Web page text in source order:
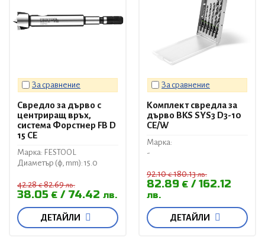
За сравнение
Свредло за дърво с
центриращ връх,
система Форстнер FB D
15 CE
Марка: FESTOOL
Диаметър (ф, mm): 15.0
42.28€82.69лв.
38.05 € 74.42 лв.
ДЕТАЙЛИ
За сравнение
Комплект свредла за
дърво BKS SYS3 D3-10
CE/W
Марка:
-
92.10€180.13лв.
82.89 € 162.12
лв.
ДЕТАЙЛИ